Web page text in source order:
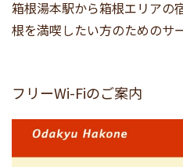
箱根湯本駅から箱根エリアの
根を満喫したい方のためのサ
フリーWi-Fiのご案内